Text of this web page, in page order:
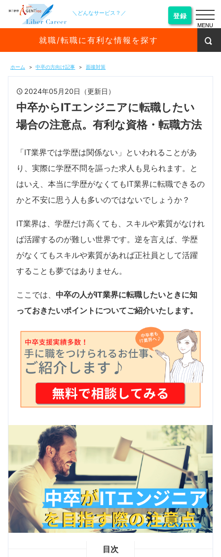
＼どんなサービス？／ 登録
就職/転職に有利な情報を探す
ホーム 中卒の方向け記事 面接対策
2024年05月20日（更新日）
中卒からITエンジニアに転職したい
場合の注意点。有利な資格・転職方法
「IT業界では学歴は関係ない」といわれることがあ
り、実際に学歴不問を謳った求人も見られます。と
はいえ、本当に学歴がなくてもIT業界に転職できるの
かと不安に思う人も多いのではないでしょうか？
IT業界は、学歴だけ高くても、スキルや素質がなけれ
ば活躍するのが難しい世界です。逆を言えば、学歴
がなくてもスキルや素質があれば正社員として活躍
することも夢ではありません。
ここでは、 中卒の人がIT業界に転職したいときに知
っておきたいポイントについてご紹介いたします。
目次
MENU